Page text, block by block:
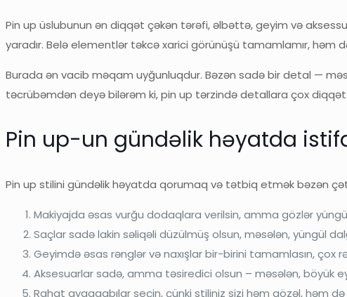
Pin up üslubunun ən diqqət çəkən tərəfi, əlbəttə, geyim və
yaradır. Belə elementlər təkcə xarici görünüşü tamamlamır, həm də
Burada ən vacib məqam uyğunluqdur. Bəzən sadə bir detal —
təcrübəmdən deyə bilərəm ki, pin up tərzində detallara çox
Pin up-un gündəlik həyatda
Pin up stilini gündəlik həyatda qorumaq və tətbiq etmək bəzən
Makiyajda əsas vurğu dodaqlara verilsin, amma gözlər yüngül
Saçlar sadə lakin səliqəli düzülmüş olsun, məsələn, yüngül
Geyimdə əsas rənglər və naxışlar bir-birini tamamlasın, çox
Aksesuarlar sadə, amma təsiredici olsun – məsələn, böyük
Rahat ayaqqabılar seçin, çünki stiliniz sizi həm gözəl, həm